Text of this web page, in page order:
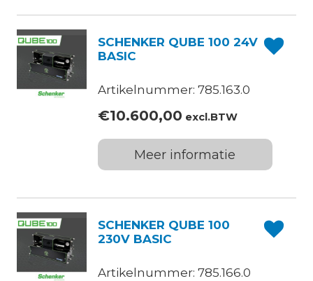
SCHENKER QUBE 100 24V
BASIC
Artikelnummer: 785.163.0
€10.600,00 excl.BTW
Meer informatie
SCHENKER QUBE 100
230V BASIC
Artikelnummer: 785.166.0